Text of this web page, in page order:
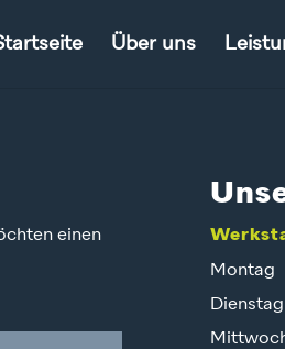
Über uns
einen
Montag
Dienstag